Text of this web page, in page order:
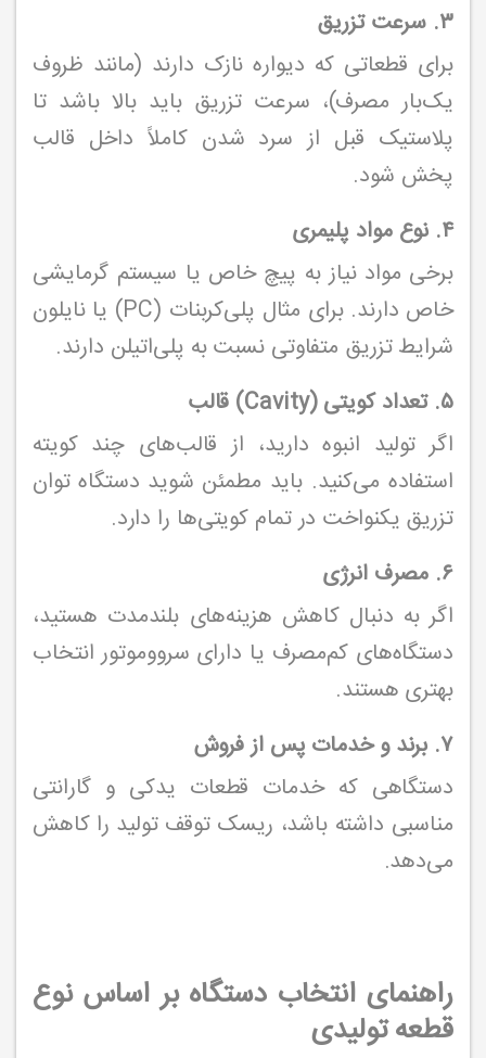
۳. سرعت تزریق
برای قطعاتی که دیواره نازک دارند (مانند ظروف
یک‌بار مصرف)، سرعت تزریق باید بالا باشد تا
پلاستیک قبل از سرد شدن کاملاً داخل قالب
پخش شود.
۴. نوع مواد پلیمری
برخی مواد نیاز به پیچ خاص یا سیستم گرمایشی
خاص دارند. برای مثال پلی‌کربنات (PC) یا نایلون
شرایط تزریق متفاوتی نسبت به پلی‌اتیلن دارند.
۵. تعداد کویتی (Cavity) قالب
اگر تولید انبوه دارید، از قالب‌های چند کویته
استفاده می‌کنید. باید مطمئن شوید دستگاه توان
تزریق یکنواخت در تمام کویتی‌ها را دارد.
۶. مصرف انرژی
اگر به دنبال کاهش هزینه‌های بلندمدت هستید،
دستگاه‌های کم‌مصرف یا دارای سرووموتور انتخاب
بهتری هستند.
۷. برند و خدمات پس از فروش
دستگاهی که خدمات قطعات یدکی و گارانتی
مناسبی داشته باشد، ریسک توقف تولید را کاهش
می‌دهد.
راهنمای انتخاب دستگاه بر اساس نوع
قطعه تولیدی